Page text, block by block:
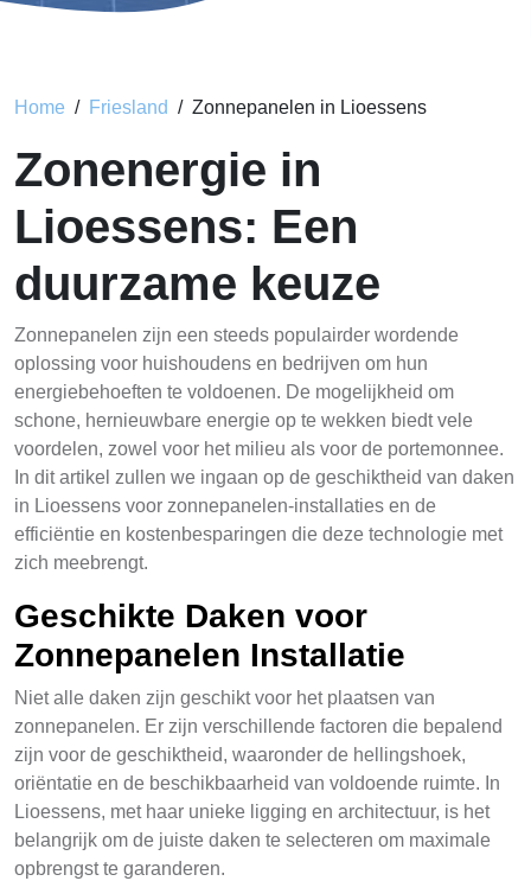
Home Friesland Zonnepanelen in Lioessens
Zonenergie in
Lioessens: Een
duurzame keuze
Zonnepanelen zijn een steeds populairder wordende
oplossing voor huishoudens en bedrijven om hun
energiebehoeften te voldoenen. De mogelijkheid om
schone, hernieuwbare energie op te wekken biedt vele
voordelen, zowel voor het milieu als voor de portemonnee.
In dit artikel zullen we ingaan op de geschiktheid van daken
in Lioessens voor zonnepanelen-installaties en de
efficiëntie en kostenbesparingen die deze technologie met
zich meebrengt.
Geschikte Daken voor
Zonnepanelen Installatie
Niet alle daken zijn geschikt voor het plaatsen van
zonnepanelen. Er zijn verschillende factoren die bepalend
zijn voor de geschiktheid, waaronder de hellingshoek,
oriëntatie en de beschikbaarheid van voldoende ruimte. In
Lioessens, met haar unieke ligging en architectuur, is het
belangrijk om de juiste daken te selecteren om maximale
opbrengst te garanderen.